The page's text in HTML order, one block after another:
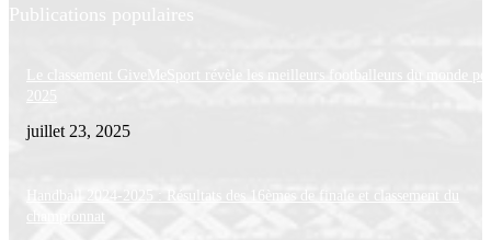
Publications populaires
Le classement GiveMeSport révèle les meilleurs footballeurs du monde
juillet 23, 2025
Handball 2024-2025 : Résultats des 16èmes de finale et classement du
championnat